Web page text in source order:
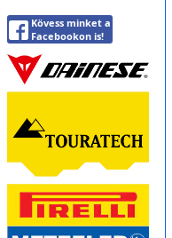
Kövess minket a
Facebookon is!